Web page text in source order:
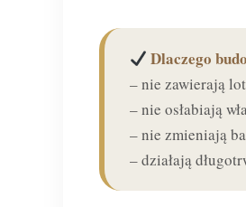
Dlaczego
– nie zawierają
– nie osłabiają
– nie zmieniają
– działają